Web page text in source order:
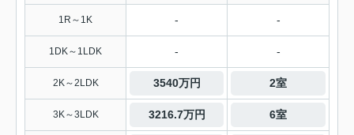
1R～1K - -
1DK～1LDK - -
2K～2LDK 3540万円 2室
3K～3LDK 3216.7万円 6室